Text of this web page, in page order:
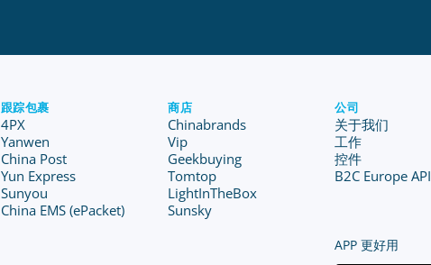
跟踪包裹
4PX
Yanwen
China Post
Yun Express
Sunyou
China EMS (ePacket)
商店
Chinabrands
Vip
Geekbuying
Tomtop
LightInTheBox
Sunsky
公司
关于我们
工作
控件
B2C Europe API
APP 更好用